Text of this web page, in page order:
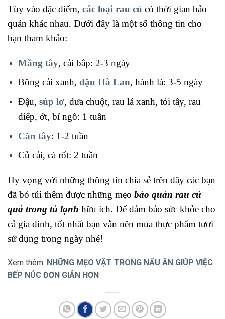
Tùy vào đặc điểm, các loại rau củ có thời gian bảo
quản khác nhau. Dưới đây là một số thông tin cho
bạn tham khảo:
Măng tây, cải bắp: 2-3 ngày
Bông cải xanh, đậu Hà Lan, hành lá: 3-5 ngày
Đậu, súp lơ, dưa chuột, rau lá xanh, tỏi tây, rau
diếp, ớt, bí ngô: 1 tuần
Cần tây: 1-2 tuần
Củ cải, cà rốt: 2 tuần
Hy vọng với những thông tin chia sẻ trên đây các bạn
đã bỏ túi thêm được những mẹo bảo quản rau củ
quả trong tủ lạnh hữu ích. Để đảm bảo sức khỏe cho
cả gia đình, tốt nhất bạn vẫn nên mua thực phẩm tươi
sử dụng trong ngày nhé!
Xem thêm: NHỮNG MẸO VẶT TRONG NẤU ĂN GIÚP VIỆC
BẾP NÚC ĐƠN GIẢN HƠN